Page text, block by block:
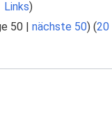
)
50 | nächste 50) (20